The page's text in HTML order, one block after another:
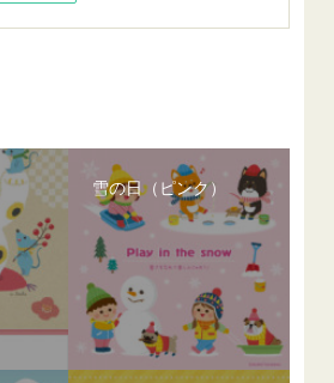
雪の日（ピンク）